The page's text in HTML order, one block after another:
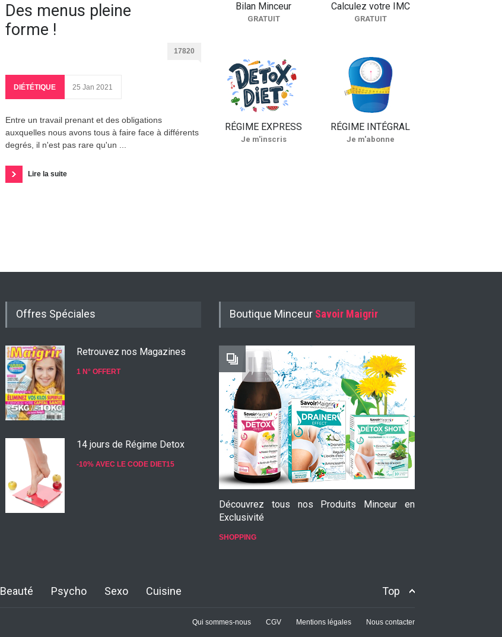
Des menus pleine
forme !
17820
DIÉTÉTIQUE 25 Jan 2021
Entre un travail prenant et des obligations
auxquelles nous avons tous à faire face à différents
degrés, il n'est pas rare qu'un ...
Lire la suite
Bilan Minceur
GRATUIT
Calculez votre IMC
GRATUIT
RÉGIME EXPRESS
Je m'inscris
RÉGIME INTÉGRAL
Je m'abonne
Offres Spéciales
Retrouvez nos Magazines
1 N° OFFERT
14 jours de Régime Detox
-10% AVEC LE CODE DIET15
Boutique Minceur Savoir Maigrir
Découvrez tous nos Produits Minceur en
Exclusivité
SHOPPING
Beauté Psycho Sexo Cuisine Top
Qui sommes-nous CGV Mentions légales Nous contacter